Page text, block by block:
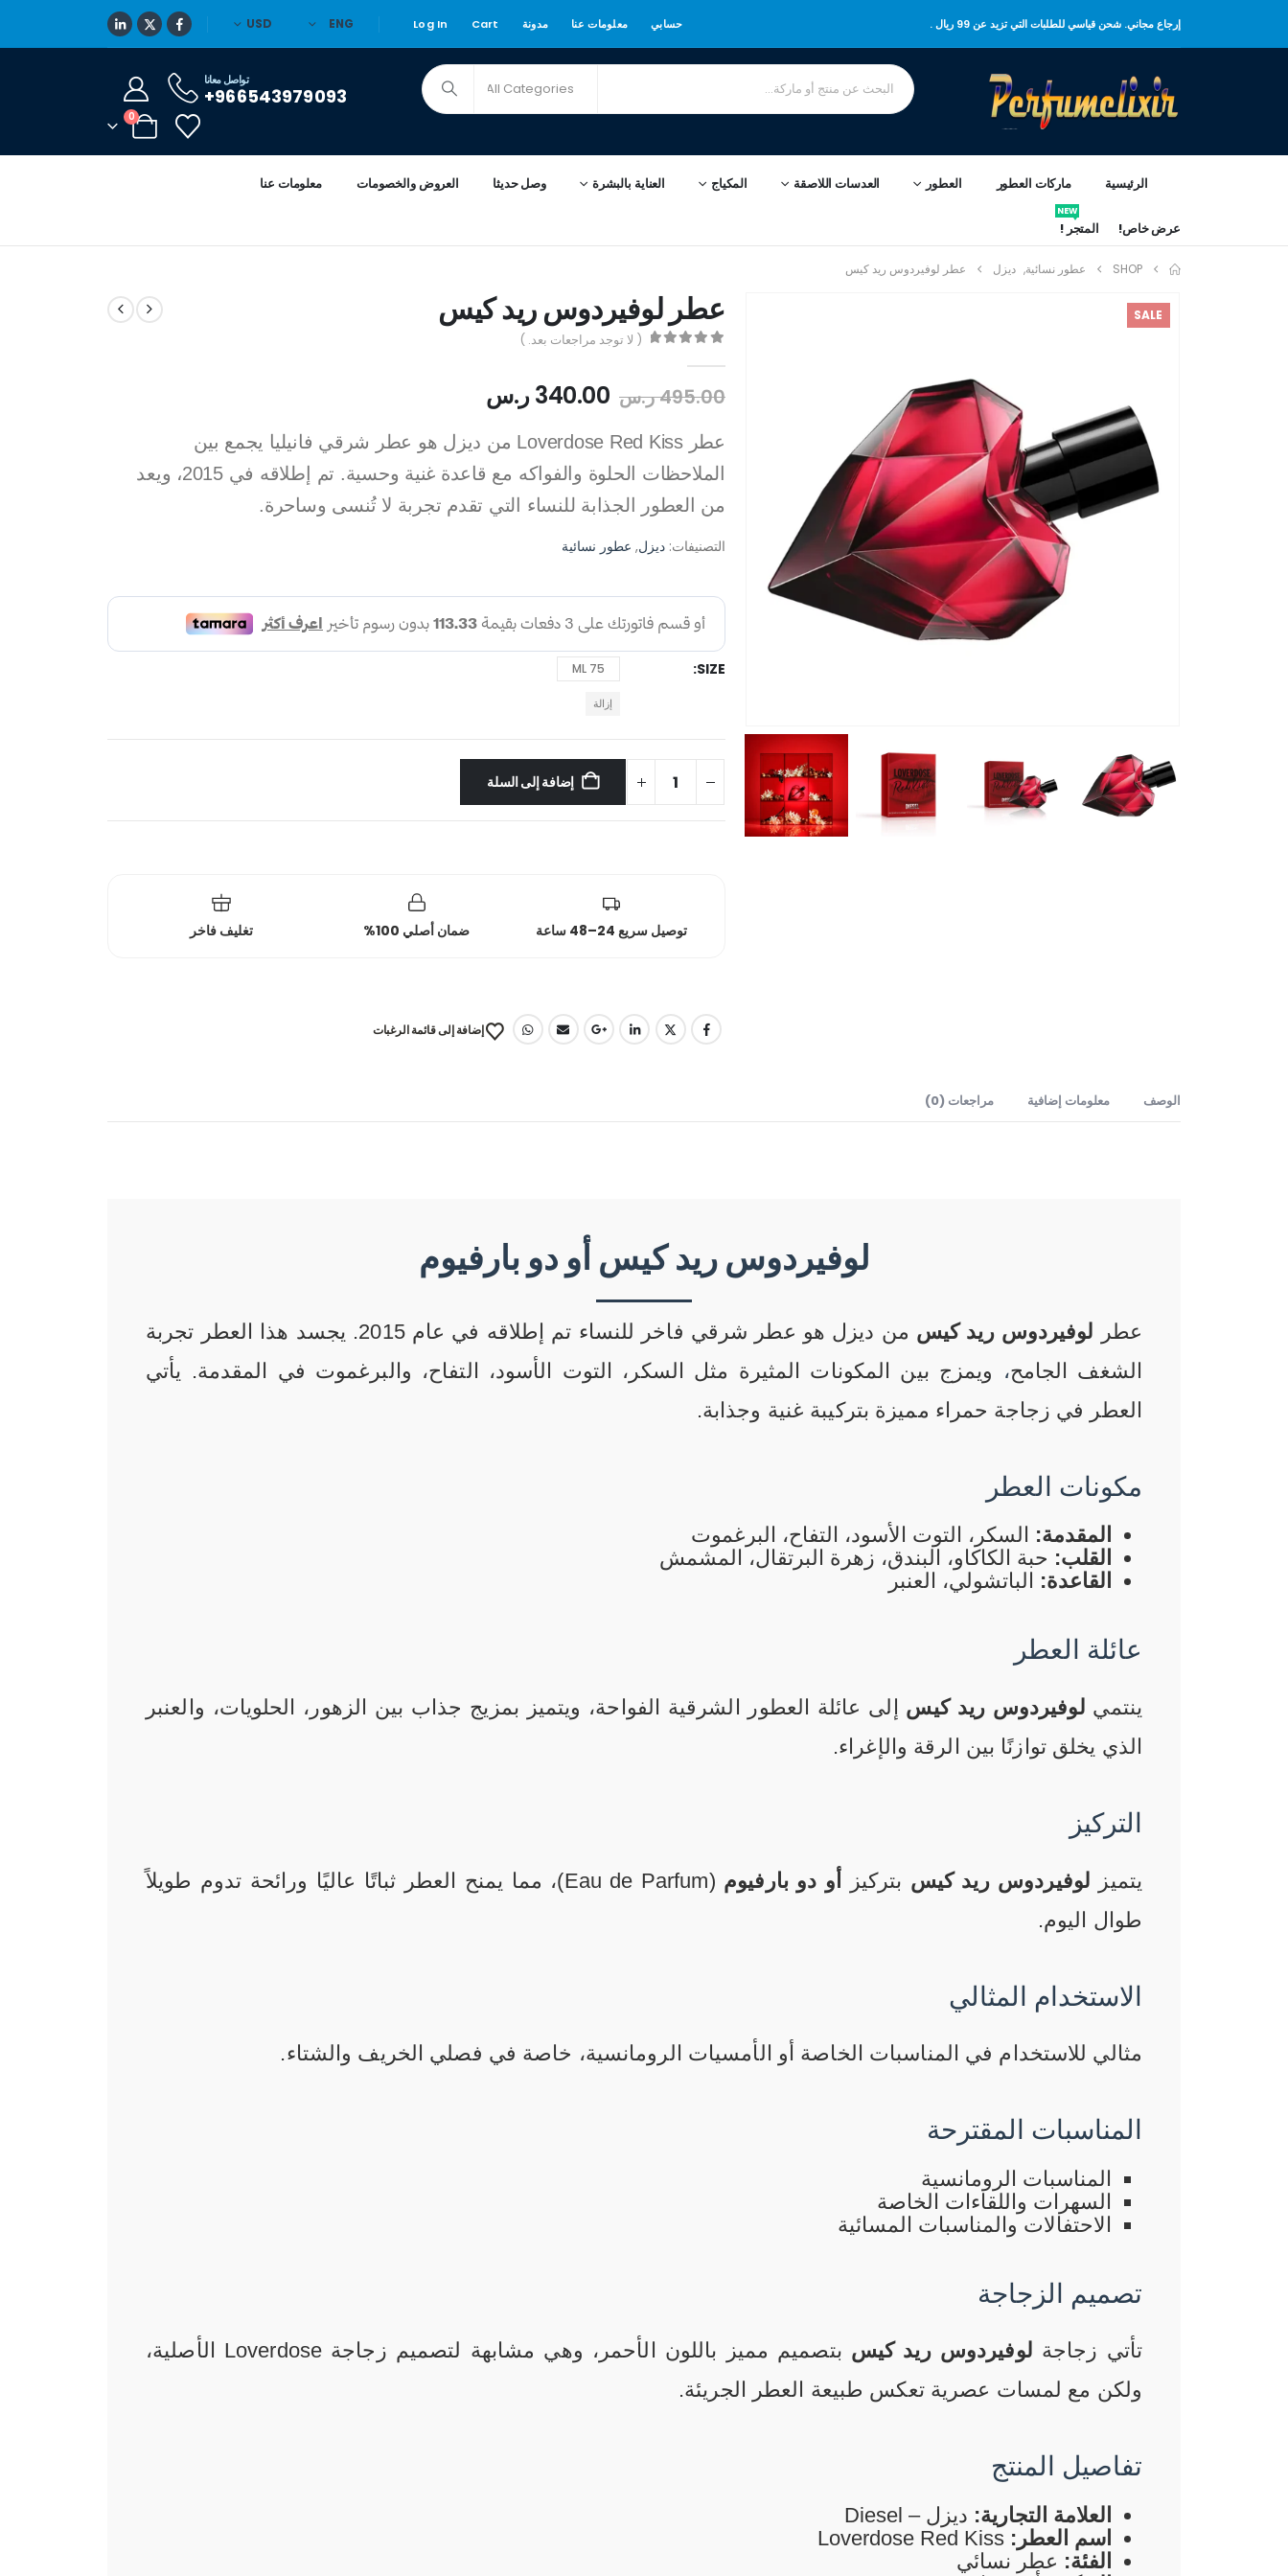
إرجاع مجاني. شحن قياسي للطلبات التي تزيد عن 99 ريال . حسابي معلومات عنا مدونة Cart
Log In
ENG
USD
تواصل معانا
966543979093+
0
الرئيسية ماركات العطور العطور العدسات اللاصقة المكياج العناية بالبشرة وصل حديثا العروض والخصومات معلومات عنا
عرض خاص! المتجر !
NEW
SHOP عطور نسائية, ديزل عطر لوفيردوس ريد كيس
SALE عطر لوفيردوس ريد كيس
( لا توجد مراجعات بعد. )
495.00ر.س 340.00ر.س
عطر Loverdose Red Kiss من ديزل هو عطر شرقي فانيليا يجمع بين
الملاحظات الحلوة والفواكه مع قاعدة غنية وحسية. تم إطلاقه في 2015، ويعد
من العطور الجذابة للنساء التي تقدم تجربة لا تُنسى وساحرة.
التصنيفات: ديزل, عطور نسائية
SIZE
75 ML
إزالة
إضافة إلى السلة
توصيل سريع 24–48 ساعة ضمان أصلي 100% تغليف فاخر
إضافة إلى قائمة الرغبات
الوصف معلومات إضافية مراجعات (0)
لوفيردوس ريد كيس أو دو بارفيوم
عطر لوفيردوس ريد كيس
من ديزل هو عطر شرقي فاخر للنساء تم إطلاقه في عام 2015. يجسد هذا العطر تجربة
الشغف الجامح، ويمزج بين المكونات المثيرة مثل السكر، التوت الأسود، التفاح، والبرغموت في المقدمة. يأتي
العطر في زجاجة حمراء مميزة بتركيبة غنية وجذابة.
مكونات العطر
المقدمة: السكر، التوت الأسود، التفاح، البرغموت
القلب: حبة الكاكاو، البندق، زهرة البرتقال، المشمش
القاعدة: الباتشولي، العنبر
عائلة العطر
ينتمي لوفيردوس ريد كيس إلى عائلة العطور الشرقية الفواحة، ويتميز بمزيج جذاب بين الزهور، الحلويات، والعنبر
الذي يخلق توازنًا بين الرقة والإغراء.
التركيز
يتميز لوفيردوس ريد كيس بتركيز أو دو بارفيوم
(Eau de Parfum)، مما يمنح العطر ثباتًا عاليًا ورائحة تدوم طويلاً
طوال اليوم.
الاستخدام المثالي
مثالي للاستخدام في المناسبات الخاصة أو الأمسيات الرومانسية، خاصة في فصلي الخريف والشتاء.
المناسبات المقترحة
المناسبات الرومانسية
السهرات واللقاءات الخاصة
الاحتفالات والمناسبات المسائية
تصميم الزجاجة
تأتي زجاجة لوفيردوس ريد كيس
بتصميم مميز باللون الأحمر، وهي مشابهة لتصميم زجاجة Loverdose الأصلية،
ولكن مع لمسات عصرية تعكس طبيعة العطر الجريئة.
تفاصيل المنتج
العلامة التجارية: ديزل – Diesel
اسم العطر:
الفئة: عطر نسائي